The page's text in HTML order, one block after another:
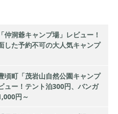
仲洞爺キャンプ場」レビュー！
した予約不可の大人気キャンプ
頃町「茂岩山自然公園キャンプ
ュー！テント泊300円、バンガ
円～